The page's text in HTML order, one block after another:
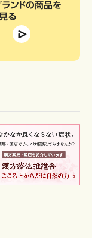
ンドの商品を
る